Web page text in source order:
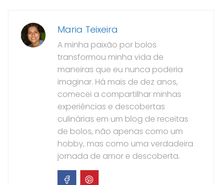
Maria Teixeira
A minha paixão por bolos
transformou minha vida de
maneiras que eu nunca poderia
imaginar. Há mais de dez anos,
comecei a compartilhar minhas
experiências e descobertas
culinárias em um blog de receitas
de bolos, não apenas como um
hobby, mas como uma verdadeira
jornada de amor e descoberta.